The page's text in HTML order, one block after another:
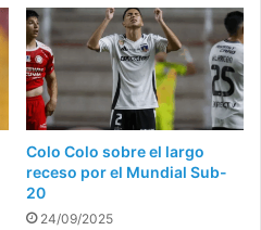
Colo Colo sobre el largo
receso por el Mundial Sub-
20
24/09/2025